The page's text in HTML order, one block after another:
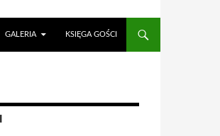
GALERIA KSIĘGA GOŚCI